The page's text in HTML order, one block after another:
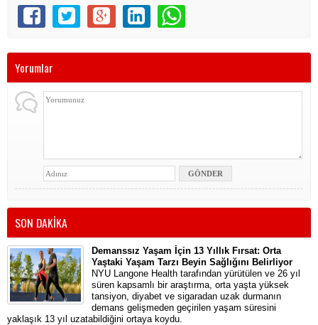
Yorumlar
SON DAKİKA
Demanssız Yaşam İçin 13 Yıllık Fırsat: Orta
Yaştaki Yaşam Tarzı Beyin Sağlığını Belirliyor
NYU Langone Health tarafından yürütülen ve 26 yıl
süren kapsamlı bir araştırma, orta yaşta yüksek
tansiyon, diyabet ve sigaradan uzak durmanın
demans gelişmeden geçirilen yaşam süresini
yaklaşık 13 yıl uzatabildiğini ortaya koydu.